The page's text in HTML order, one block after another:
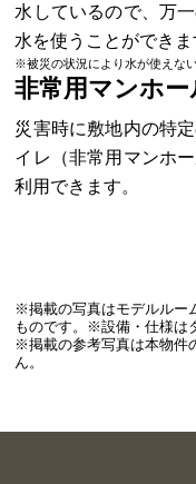
水しているので、万
水を使うことができま
※被災の状況により水が使えな
非常用マンホ
災害時に敷地内の特
イレ（非常用マンホ
利用できます。
※掲載の写真はモデルルー
ものです。※設備・仕様は
※掲載の参考写真は本物件
ん。